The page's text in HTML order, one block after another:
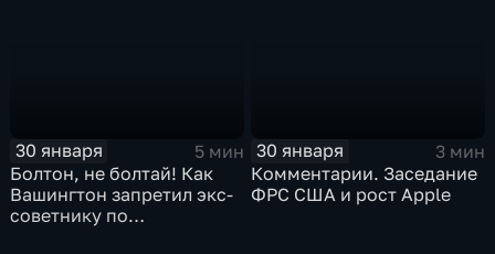
30 января
5 мин
Болтон, не болтай! Как
Вашингтон запретил экс-
советнику по
30 января
3 мин
Комментарии. Заседание
ФРС США и рост Apple